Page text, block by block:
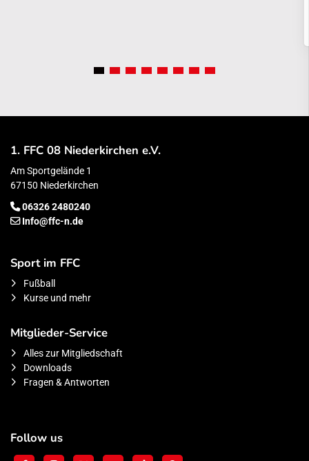
1. FFC 08 Niederkirchen e.V.
Am Sportgelände 1
67150 Niederkirchen
06326 2480240
Info@ffc-n.de
Sport im FFC
Fußball
Kurse und mehr
Mitglieder-Service
Alles zur Mitgliedschaft
Downloads
Fragen & Antworten
Follow us